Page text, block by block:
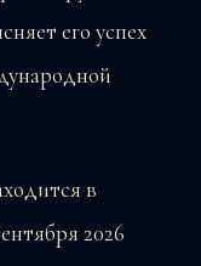
его успех
в
2026